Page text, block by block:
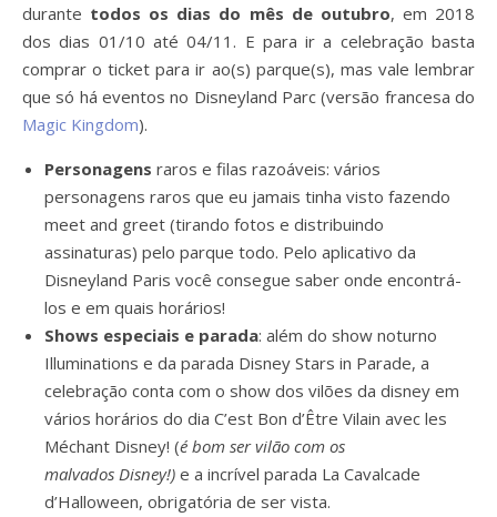
durante todos os dias do mês de outubro, em 2018
dos dias 01/10 até 04/11. E para ir a celebração basta
comprar o ticket para ir ao(s) parque(s), mas vale lembrar
que só há eventos no Disneyland Parc (versão francesa do
Magic Kingdom).
Personagens raros e filas razoáveis: vários
personagens raros que eu jamais tinha visto fazendo
meet and greet (tirando fotos e distribuindo
assinaturas) pelo parque todo. Pelo aplicativo da
Disneyland Paris você consegue saber onde encontrá-
los e em quais horários!
Shows especiais e parada: além do show noturno
Illuminations e da parada Disney Stars in Parade, a
celebração conta com o show dos vilões da disney em
vários horários do dia C’est Bon d’Être Vilain avec les
Méchant Disney! (é bom ser vilão com os
malvados Disney!) e a incrível parada La Cavalcade
d’Halloween, obrigatória de ser vista.